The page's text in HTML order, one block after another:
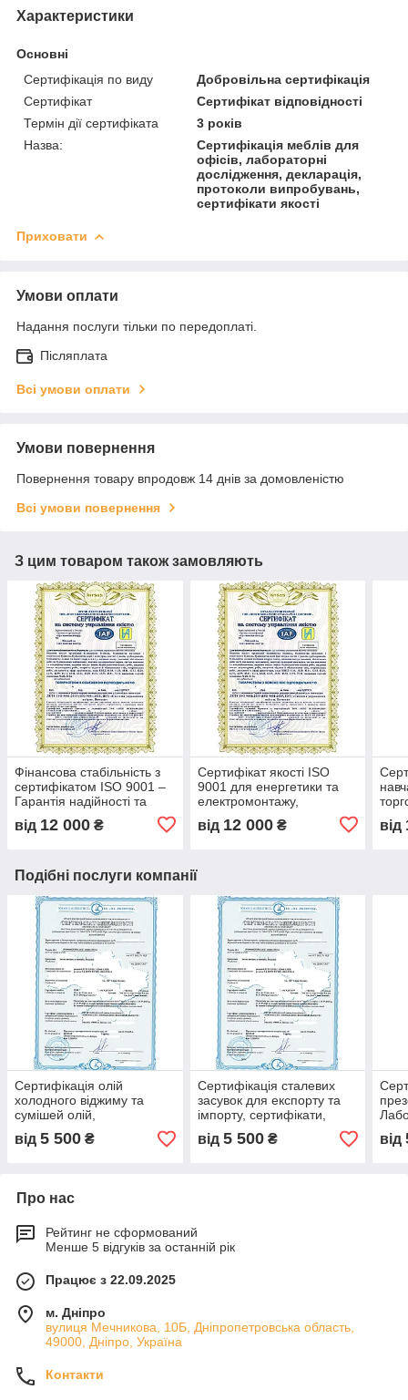
Характеристики
Основні
Сертифікація по виду
Добровільна сертифікація
Сертифікат
Сертифікат відповідності
Термін дії сертифіката
3 років
Назва:
Сертифікація меблів для
офісів, лабораторні
дослідження, декларація,
протоколи випробувань,
сертифікати якості
Приховати
Умови оплати
Надання послуги тільки по передоплаті.
Післяплата
Всі умови оплати
Умови повернення
Повернення товару впродовж 14 днів за домовленістю
Всі умови повернення
З цим товаром також замовляють
Фінансова стабільність з
сертифікатом ISO 9001 –
Гарантія надійності та
прозорості бізнесу, довіра
партнерів та інвесторів
від 12 000 ₴
Сертифікат якості ISO
9001 для енергетики та
електромонтажу,
контроль якості,
від 12 000₴
ISO
від
Подібні послуги компанії
Сертифікація олій
холодного віджиму та
сумішей олій,
оформлення документів,
протоколи випробувань,
від 5 500 ₴
Сертифікація сталевих
засувок для експорту та
імпорту, сертифікати,
лабораторні протоколи,
відповідність стандартам
від 5 500₴ від
Про нас
Рейтинг не сформований
Менше 5 відгуків за останній рік
Працює з 22.09.2025
м. Дніпро
вулиця Мечникова, 10Б, Дніпропетровська область,
49000, Дніпро, Україна
Контакти